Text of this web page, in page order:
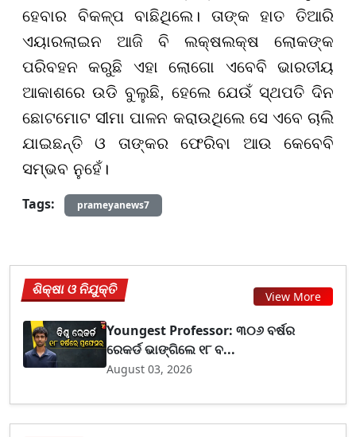
ହେବାର ବିକଳ୍ପ ବାଛିଥିଲେ। ତାଙ୍କ ହାତ ତିଆରି
ଏୟାରଲାଇନ ଆଜି ବି ଲକ୍ଷଲକ୍ଷ ଲୋକଙ୍କ
ପରିବହନ କରୁଛି ଏହା ଲୋଗୋ ଏବେବି ଭାରତୀୟ
ଆକାଶରେ ଉଡି ବୁଲୁଛି, ହେଲେ ଯେଉଁ ସ୍ଥପତି ଦିନ
ଛୋଟମୋଟ ସୀମା ପାଳନ କରାଉଥିଲେ ସେ ଏବେ ଚାଲି
ଯାଇଛନ୍ତି ଓ ତାଙ୍କର ଫେରିବା ଆଉ କେବେବି
ସମ୍ଭବ ନୁହେଁ।
Tags:
prameyanews7
ଶିକ୍ଷା ଓ ନିଯୁକ୍ତି View More
Youngest Professor: ୩୦୬ ବର୍ଷର
ରେକର୍ଡ ଭାଙ୍ଗିଲେ ୧୮ ବ...
August 03, 2026